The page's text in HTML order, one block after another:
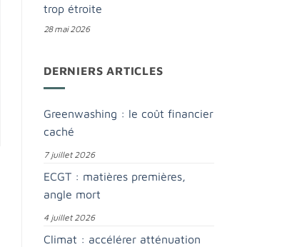
trop étroite
28 mai 2026
DERNIERS ARTICLES
Greenwashing : le coût financier
caché
7 juillet 2026
ECGT : matières premières,
angle mort
4 juillet 2026
Climat : accélérer atténuation